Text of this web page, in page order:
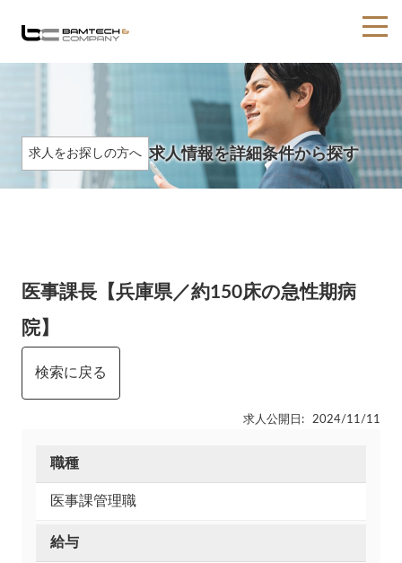
求人をお探しの方へ 求人情報を詳細条件から探す
医事課長【兵庫県／約150床の急性期病
院】
検索に戻る
求人公開日: 2024/11/11
職種
医事課管理職
給与